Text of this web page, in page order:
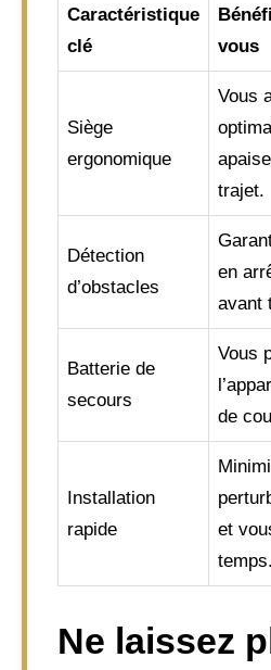
Caractéristique
clé
vous
Siège
ergonomique
Vous
trajet.
Détection
d’obstacles
en
avant
Batterie de
secours
Vous
de
Installation
rapide
et
temps.
Ne laissez